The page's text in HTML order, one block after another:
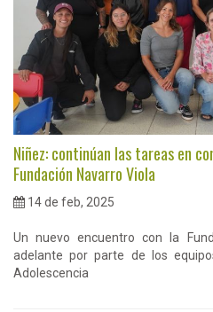
Niñez: continúan las tareas en
Fundación Navarro Viola
14 de feb, 2025
Un nuevo encuentro con la
adelante por parte de los
Adolescencia